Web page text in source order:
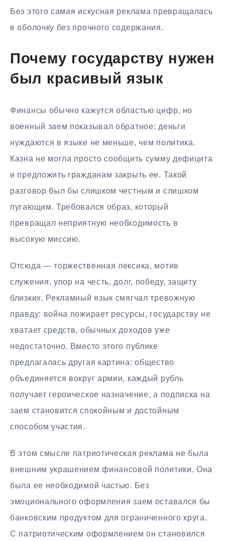
Без этого самая искусная реклама превращалась
в оболочку без прочного содержания.
Почему государству нужен
был красивый язык
Финансы обычно кажутся областью цифр, но
военный заем показывал обратное: деньги
нуждаются в языке не меньше, чем политика.
Казна не могла просто сообщить сумму дефицита
и предложить гражданам закрыть ее. Такой
разговор был бы слишком честным и слишком
пугающим. Требовался образ, который
превращал неприятную необходимость в
высокую миссию.
Отсюда — торжественная лексика, мотив
служения, упор на честь, долг, победу, защиту
близких. Рекламный язык смягчал тревожную
правду: война пожирает ресурсы, государству не
хватает средств, обычных доходов уже
недостаточно. Вместо этого публике
предлагалась другая картина: общество
объединяется вокруг армии, каждый рубль
получает героическое назначение, а подписка на
заем становится спокойным и достойным
способом участия.
В этом смысле патриотическая реклама не была
внешним украшением финансовой политики. Она
была ее необходимой частью. Без
эмоционального оформления заем оставался бы
банковским продуктом для ограниченного круга.
С патриотическим оформлением он становился